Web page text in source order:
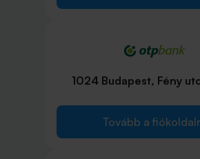
1024 Budapest, Fény
Tovább a